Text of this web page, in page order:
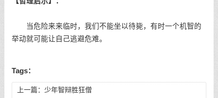
当危险来来临时，我们不能坐以待毙，有时一个机智的
举动就可能让自己逃避危难。
Tags：
上一篇： 少年智辩胜狂僧